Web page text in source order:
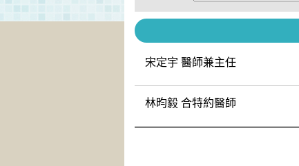
宋定宇 醫師兼主任
林昀毅 合特約醫師